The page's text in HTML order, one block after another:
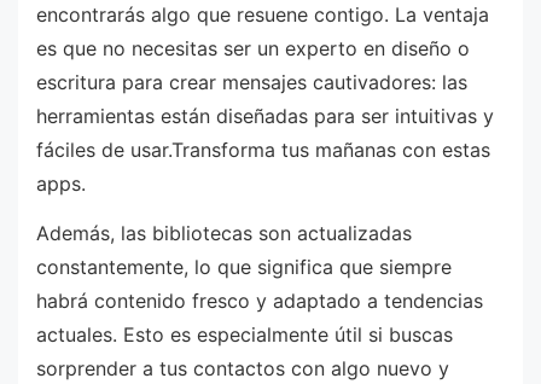
encontrarás algo que resuene contigo. La ventaja
es que no necesitas ser un experto en diseño o
escritura para crear mensajes cautivadores: las
herramientas están diseñadas para ser intuitivas y
fáciles de usar.Transforma tus mañanas con estas
apps.
Además, las bibliotecas son actualizadas
constantemente, lo que significa que siempre
habrá contenido fresco y adaptado a tendencias
actuales. Esto es especialmente útil si buscas
sorprender a tus contactos con algo nuevo y